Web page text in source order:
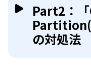
Part2：
の対処法